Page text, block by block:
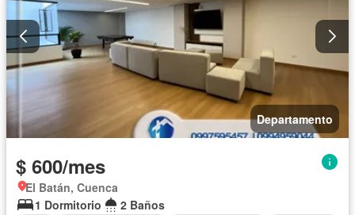
Departamento
$ 600/mes
El Batán, Cuenca
1 Dormitorio
2 Baños